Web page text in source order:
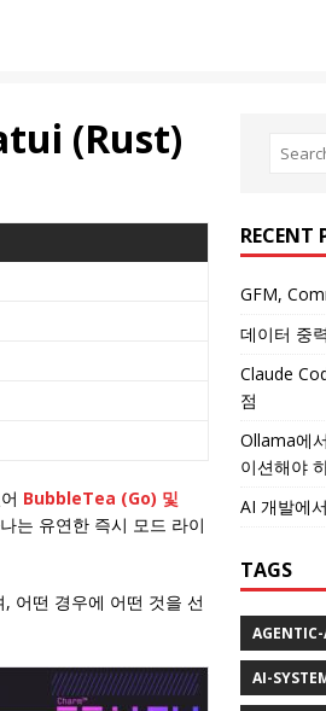
(Rust)
BubbleTea (Go) 및
는 유연한 즉시 모드 라이
어떤 경우에 어떤 것을 선
RECENT
GFM,
데이터 중
Claude
점
Ollama에
이션해야
AI 개발에
TAGS
AI-